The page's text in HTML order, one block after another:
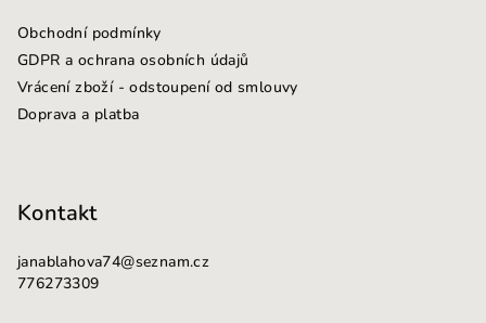
Obchodní podmínky
GDPR a ochrana osobních údajů
Vrácení zboží - odstoupení od smlouvy
Doprava a platba
Kontakt
janablahova74@seznam.cz
776273309